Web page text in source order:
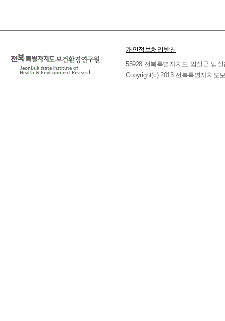
개인정보처리방침
55928 전북특별자치도 임실군 임
Copyright(c) 2013 전북특별자치도